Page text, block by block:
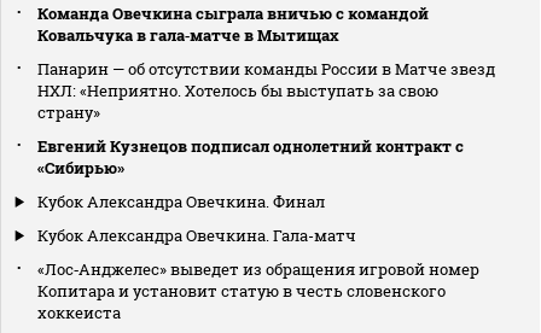
Команда Овечкина сыграла вничью с командой
Ковальчука в гала‑матче в Мытищах
Панарин — об отсутствии команды России в Матче звезд
НХЛ: «Неприятно. Хотелось бы выступать за свою
страну»
Евгений Кузнецов подписал однолетний контракт с
«Сибирью»
Кубок Александра Овечкина. Финал
Кубок Александра Овечкина. Гала-матч
«Лос‑Анджелес» выведет из обращения игровой номер
Копитара и установит статую в честь словенского
хоккеиста